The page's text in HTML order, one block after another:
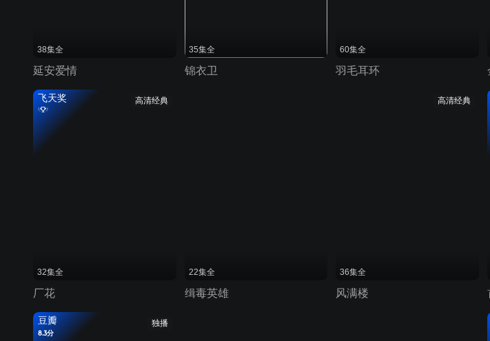
38集全
延安爱情
35集全
锦衣卫
60集全
羽毛耳环
高清经典
飞天奖
32集全
厂花
22集全
缉毒英雄
高清经典
36集全
风满楼
独播
豆瓣
8.3分